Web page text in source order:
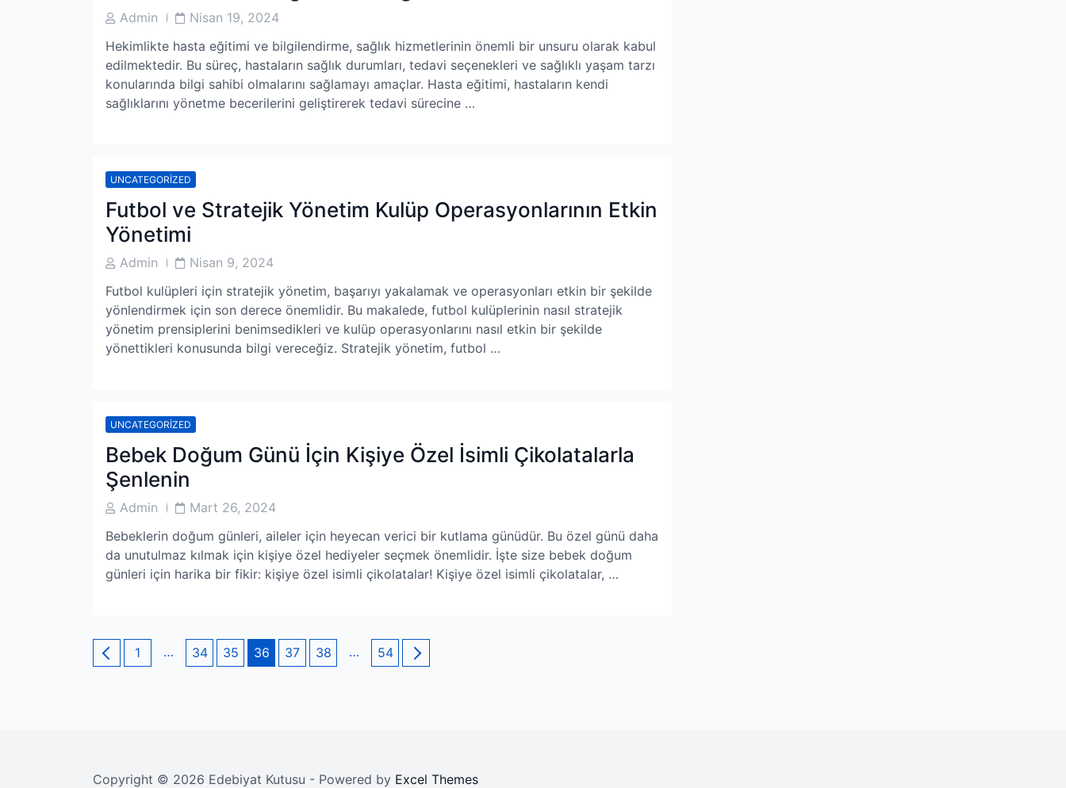
PostAdmin
PostNisan 19, 2024
Hekimlikte hasta eğitimi ve bilgilendirme, sağlık hizmetlerinin önemli bir unsuru olarak kabul
edilmektedir. Bu süreç, hastaların sağlık durumları, tedavi seçenekleri ve sağlıklı yaşam tarzı
konularında bilgi sahibi olmalarını sağlamayı amaçlar. Hasta eğitimi, hastaların kendi
sağlıklarını yönetme becerilerini geliştirerek tedavi sürecine …
UNCATEGORIZED
Futbol ve Stratejik Yönetim Kulüp Operasyonlarının Etkin
Yönetimi
PostAdmin
PostNisan 9, 2024
Futbol kulüpleri için stratejik yönetim, başarıyı yakalamak ve operasyonları etkin bir şekilde
yönlendirmek için son derece önemlidir. Bu makalede, futbol kulüplerinin nasıl stratejik
yönetim prensiplerini benimsedikleri ve kulüp operasyonlarını nasıl etkin bir şekilde
yönettikleri konusunda bilgi vereceğiz. Stratejik yönetim, futbol …
UNCATEGORIZED
Bebek Doğum Günü İçin Kişiye Özel İsimli Çikolatalarla
Şenlenin
PostAdmin
PostMart 26, 2024
Bebeklerin doğum günleri, aileler için heyecan verici bir kutlama günüdür. Bu özel günü daha
da unutulmaz kılmak için kişiye özel hediyeler seçmek önemlidir. İşte size bebek doğum
günleri için harika bir fikir: kişiye özel isimli çikolatalar! Kişiye özel isimli çikolatalar, …
Yazı
sayfalaması
Page
1 … Page
34 Page
35 Page
36 Page
37 Page
38 … Page
54
Copyright © 2026 Edebiyat Kutusu - Powered by Excel Themes